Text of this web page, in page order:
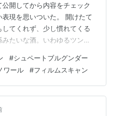
公開してから内容をチェック
現を思いついた。 開けたて
てくれず、少し慣れてくる
たいな酒。いわゆるツンデ
山に限らず、しっかりと造
硬く、ゴリゴリとして吞み
っとも必ずそうなるという
は以下の二つの傾向に分け
ら香味が落ちていく 抜栓から
#シュペートブルグンダー
ワール #フィルムスキャン